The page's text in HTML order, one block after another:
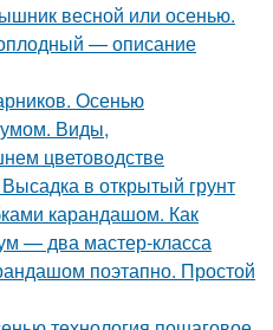
весной или осенью.
— описание
Осенью
Виды,
цветоводстве
в открытый грунт
карандашом. Как
— два мастер-класса
поэтапно. Простой